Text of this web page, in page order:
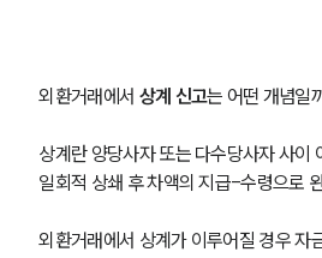
외환거래에서 상계 신고는 어떤 개념일
상계란 양당사자 또는 다수당사자 사이
일회적 상쇄 후 차액의 지급-수령으로
외환거래에서 상계가 이루어질 경우 자